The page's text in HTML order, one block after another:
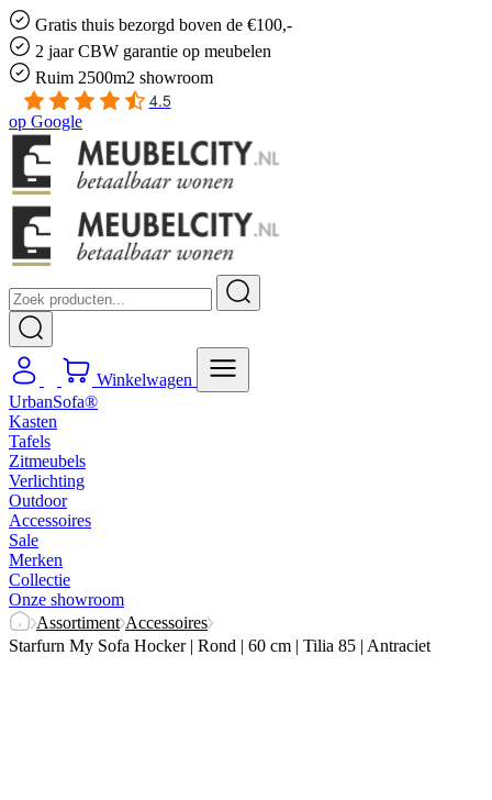
Gratis thuis bezorgd boven de €100,-
2 jaar CBW garantie op meubelen
Ruim 2500m2 showroom
4.5
op Google
Winkelwagen
UrbanSofa®
Kasten
Tafels
Zitmeubels
Verlichting
Outdoor
Accessoires
Sale
Merken
Collectie
Onze showroom
Assortiment Accessoires
Starfurn My Sofa Hocker | Rond | 60 cm | Tilia 85 | Antraciet